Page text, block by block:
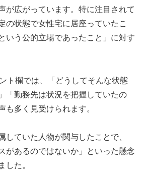
が広がっています。特に注目されて
の状態で女性宅に居座っていたこ
いう公的立場であったこと」に対す
ト欄では、「どうしてそんな状態
「勤務先は状況を把握していたの
も多く見受けられます。
していた人物が関与したことで、
があるのではないか」といった懸念
した。